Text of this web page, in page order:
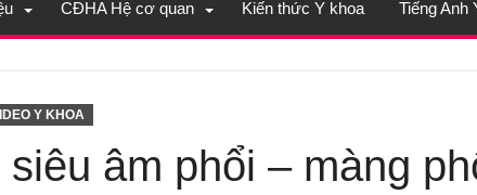
CĐHA Hệ cơ quan Kiến thức Y khoa Tiếng Anh
Y KHOA
âm phổi – màng